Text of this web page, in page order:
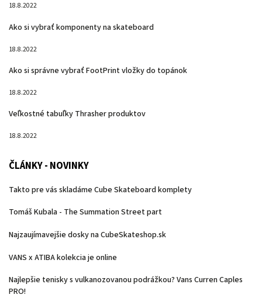
18.8.2022
Ako si vybrať komponenty na skateboard
18.8.2022
Ako si správne vybrať FootPrint vložky do topánok
18.8.2022
Veľkostné tabuľky Thrasher produktov
18.8.2022
ČLÁNKY - NOVINKY
Takto pre vás skladáme Cube Skateboard komplety
Tomáš Kubala - The Summation Street part
Najzaujímavejšie dosky na CubeSkateshop.sk
VANS x ATIBA kolekcia je online
Najlepšie tenisky s vulkanozovanou podrážkou? Vans Curren Caples
PRO!